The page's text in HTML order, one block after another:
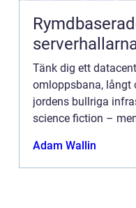
Tänk dig ett
omloppsbana, långt
jordens bullriga
science fiction –
Adam Wallin